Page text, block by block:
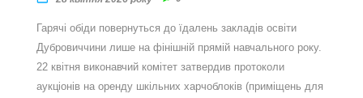
Гарячі обіди повернуться до їдалень закладів освіти
Дубровиччини лише на фінішній прямій навчального року.
22 квітня виконавчий комітет затвердив протоколи
аукціонів на оренду шкільних харчоблоків (приміщень для